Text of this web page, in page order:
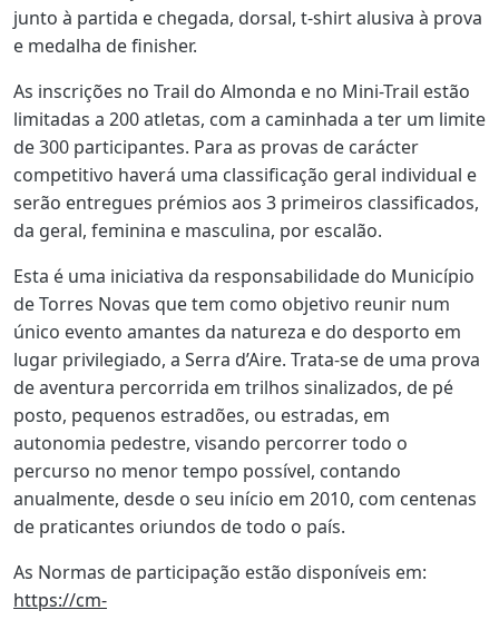
junto à partida e chegada, dorsal, t-shirt alusiva à prova
e medalha de finisher.
As inscrições no Trail do Almonda e no Mini-Trail estão
limitadas a 200 atletas, com a caminhada a ter um limite
de 300 participantes. Para as provas de carácter
competitivo haverá uma classificação geral individual e
serão entregues prémios aos 3 primeiros classificados,
da geral, feminina e masculina, por escalão.
Esta é uma iniciativa da responsabilidade do Município
de Torres Novas que tem como objetivo reunir num
único evento amantes da natureza e do desporto em
lugar privilegiado, a Serra d’Aire. Trata-se de uma prova
de aventura percorrida em trilhos sinalizados, de pé
posto, pequenos estradões, ou estradas, em
autonomia pedestre, visando percorrer todo o
percurso no menor tempo possível, contando
anualmente, desde o seu início em 2010, com centenas
de praticantes oriundos de todo o país.
As Normas de participação estão disponíveis em:
https://cm-